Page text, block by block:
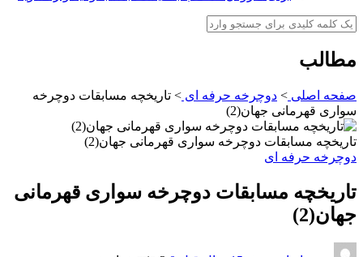
مطالب
صفحه اصلی > دوچرخه حرفه ای > تاریخچه مسابقات دوچرخه
سواری قهرمانی جهان(2)
تاریخچه مسابقات دوچرخه سواری قهرمانی جهان(2)
دوچرخه حرفه ای
تاریخچه مسابقات دوچرخه سواری قهرمانی
جهان(2)